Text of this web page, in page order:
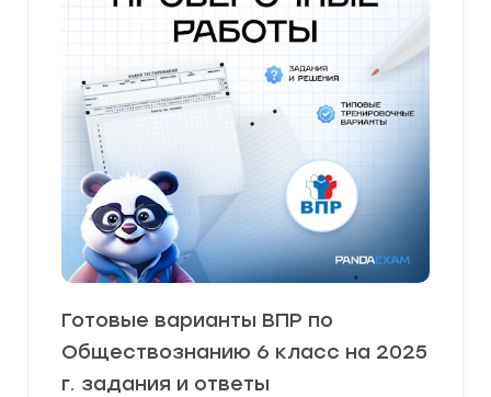
Готовые варианты ВПР по
Обществознанию 6 класс на 2025
г. задания и ответы